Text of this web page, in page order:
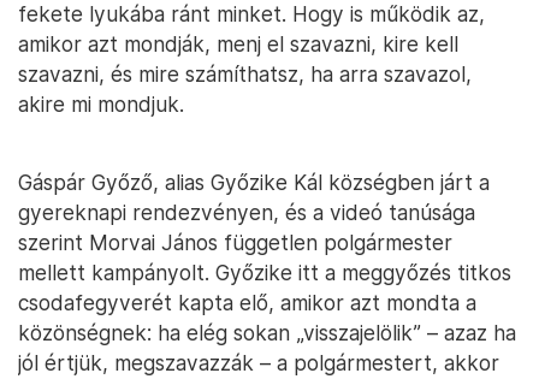
fekete lyukába ránt minket. Hogy is működik az,
amikor azt mondják, menj el szavazni, kire kell
szavazni, és mire számíthatsz, ha arra szavazol,
akire mi mondjuk.
Gáspár Győző, alias Győzike Kál községben járt a
gyereknapi rendezvényen, és a videó tanúsága
szerint Morvai János független polgármester
mellett kampányolt. Győzike itt a meggyőzés titkos
csodafegyverét kapta elő, amikor azt mondta a
közönségnek: ha elég sokan „visszajelölik” – azaz ha
jól értjük, megszavazzák – a polgármestert, akkor